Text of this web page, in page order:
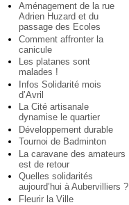
Aménagement de la rue
Adrien Huzard et du
passage des Ecoles
Comment affronter la
canicule
Les platanes sont
malades !
Infos Solidarité mois
d’Avril
La Cité artisanale
dynamise le quartier
Développement durable
Tournoi de Badminton
La caravane des amateurs
est de retour
Quelles solidarités
aujourd’hui à Aubervilliers ?
Fleurir la Ville